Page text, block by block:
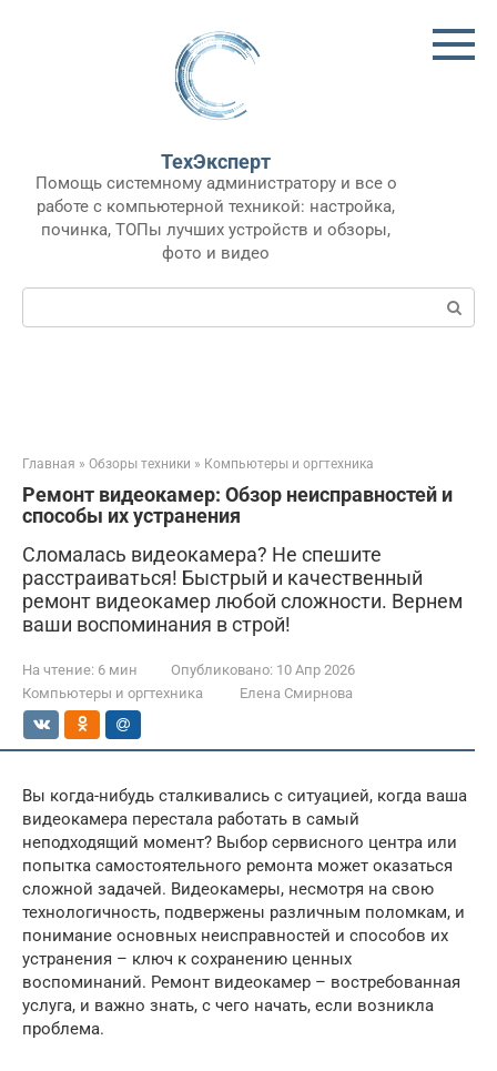
ТехЭксперт
Помощь системному администратору и все о
работе с компьютерной техникой: настройка,
починка, ТОПы лучших устройств и обзоры,
фото и видео
Поиск:
Главная » Обзоры техники » Компьютеры и оргтехника
Ремонт видеокамер: Обзор неисправностей и
способы их устранения
Сломалась видеокамера? Не спешите
расстраиваться! Быстрый и качественный
ремонт видеокамер любой сложности. Вернем
ваши воспоминания в строй!
На чтение: 6 мин Опубликовано: 10 Апр 2026
Компьютеры и оргтехника
Елена Смирнова
Вы когда-нибудь сталкивались с ситуацией, когда ваша
видеокамера перестала работать в самый
неподходящий момент? Выбор сервисного центра или
попытка самостоятельного ремонта может оказаться
сложной задачей. Видеокамеры, несмотря на свою
технологичность, подвержены различным поломкам, и
понимание основных неисправностей и способов их
устранения – ключ к сохранению ценных
воспоминаний. Ремонт видеокамер – востребованная
услуга, и важно знать, с чего начать, если возникла
проблема.